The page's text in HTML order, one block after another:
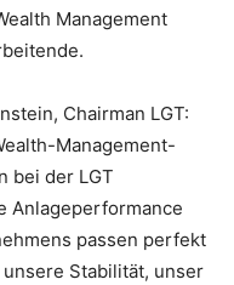
Management
Chairman LGT:
Management-
bei der LGT
Anlageperformance
passen perfekt
Stabilität, unser